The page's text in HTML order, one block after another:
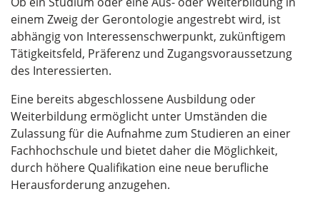
einem Zweig der Gerontologie angestrebt wird, ist
abhängig von Interessenschwerpunkt, zukünftigem
Tätigkeitsfeld, Präferenz und Zugangsvoraussetzung
des Interessierten.
Eine bereits abgeschlossene Ausbildung oder
Weiterbildung ermöglicht unter Umständen die
Zulassung für die Aufnahme zum Studieren an einer
Fachhochschule und bietet daher die Möglichkeit,
durch höhere Qualifikation eine neue berufliche
Herausforderung anzugehen.